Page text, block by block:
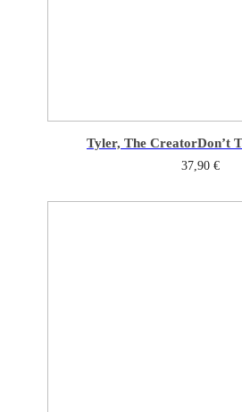
Tyler, The CreatorDon’t
37,90 €